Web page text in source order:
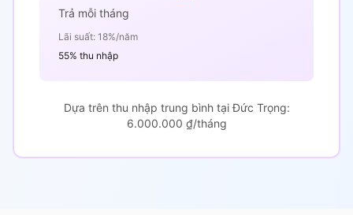
Trả mỗi tháng
Lãi suất: 18%/năm
55% thu nhập
Dựa trên thu nhập trung bình tại Đức Trọng:
6.000.000 ₫/tháng